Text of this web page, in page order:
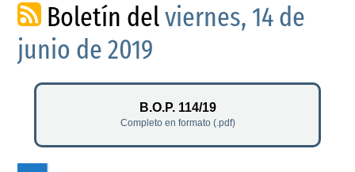
Boletín delviernes, 14 de
junio de 2019
B.O.P. 114/19
Completo en formato (.pdf)